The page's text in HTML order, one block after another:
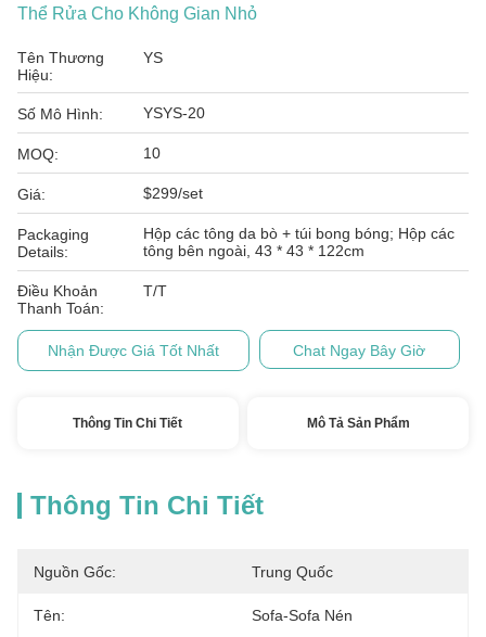
Thể Rửa Cho Không Gian Nhỏ
Tên Thương
Hiệu:
YS
Số Mô Hình: YSYS-20
MOQ: 10
Giá: $299/set
Packaging
Details:
Hộp các tông da bò + túi bong bóng; Hộp các
tông bên ngoài, 43 * 43 * 122cm
Điều Khoản
Thanh Toán:
T/T
Nhận Được Giá Tốt Nhất Chat Ngay Bây Giờ
Thông Tin Chi Tiết Mô Tả Sản Phẩm
Thông Tin Chi Tiết
Nguồn Gốc: Trung Quốc
Tên: Sofa-Sofa Nén